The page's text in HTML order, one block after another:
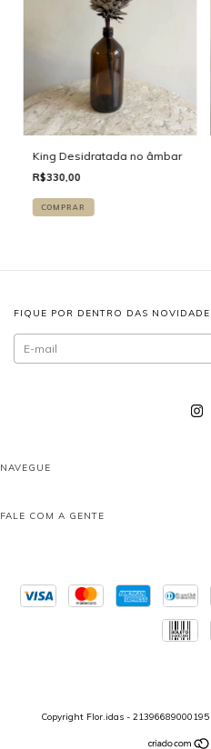
King Desidratada no âmbar
R$330,00
FIQUE POR DENTRO DAS
NAVEGUE
FALE COM A GENTE
Copyright Flor.idas - 21396689000195